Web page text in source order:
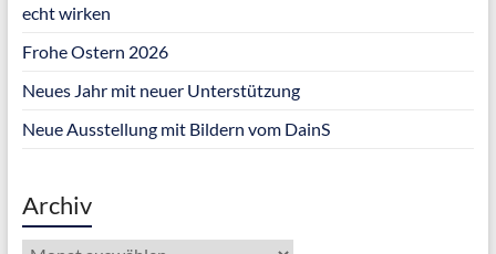
echt wirken
Frohe Ostern 2026
Neues Jahr mit neuer Unterstützung
Neue Ausstellung mit Bildern vom DainS
Archiv
Archiv